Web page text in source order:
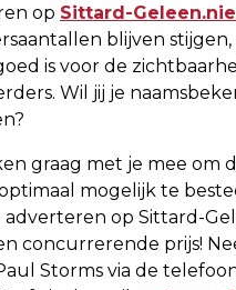
op Sittard-
blijven
is voor de
Wil jij je
graag met je mee om
mogelijk te
adverteren op Sittard-
concurrerende prijs!
Storms via de